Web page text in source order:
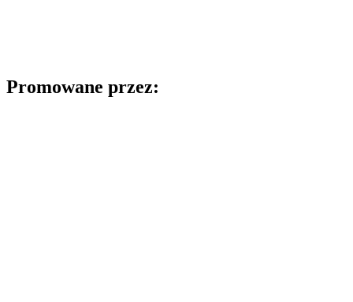
Promowane przez: